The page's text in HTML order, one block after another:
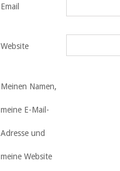
Email
Website
Meinen Namen,
meine E-Mail-
Adresse und
meine Website